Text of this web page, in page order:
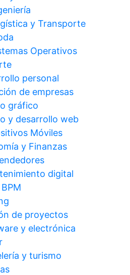
y Transporte
Operativos
personal
de empresas
gráfico
y desarrollo web
Móviles
y Finanzas
digital
de proyectos
y electrónica
y turismo